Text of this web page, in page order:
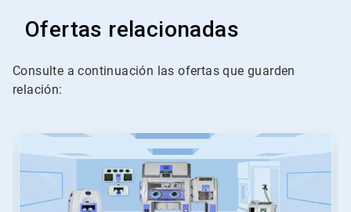
Ofertas relacionadas
Consulte a continuación las ofertas que guarden
relación:
carrusel.
los